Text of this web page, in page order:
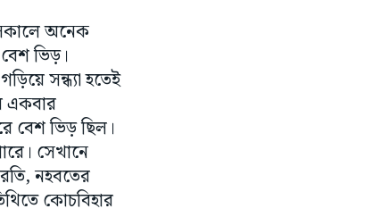
অনেক
ভিড়।
সন্ধ্যা হতেই
একবার
বেশ ভিড় ছিল।
সেখানে
নহবতের
কোচবিহার